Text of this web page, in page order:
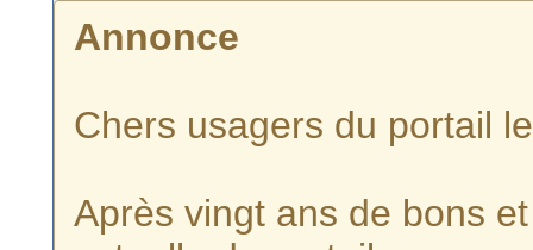
Annonce
Chers usagers du portail
Après vingt ans de bons